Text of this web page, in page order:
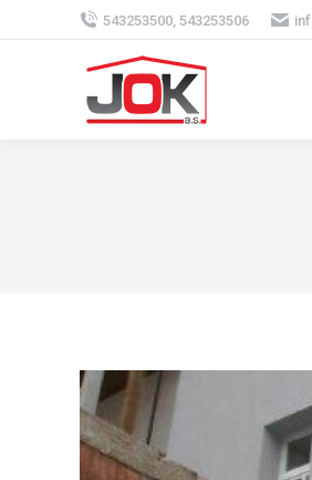
543253500, 543253506